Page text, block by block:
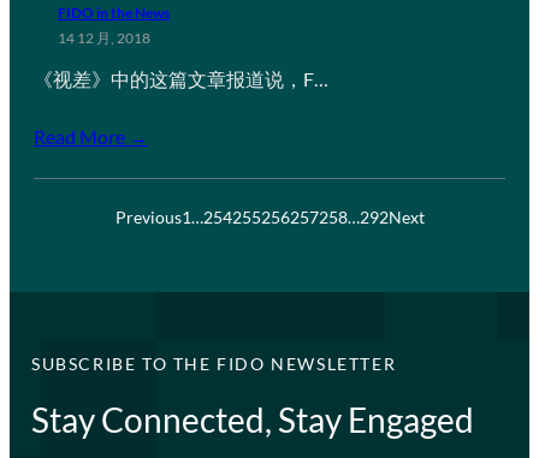
FIDO in the News
14 12 月, 2018
《视差》中的这篇文章报道说，F…
Read More →
Previous1…254255256257258…292Next
SUBSCRIBE TO THE FIDO NEWSLETTER
Stay Connected, Stay Engaged